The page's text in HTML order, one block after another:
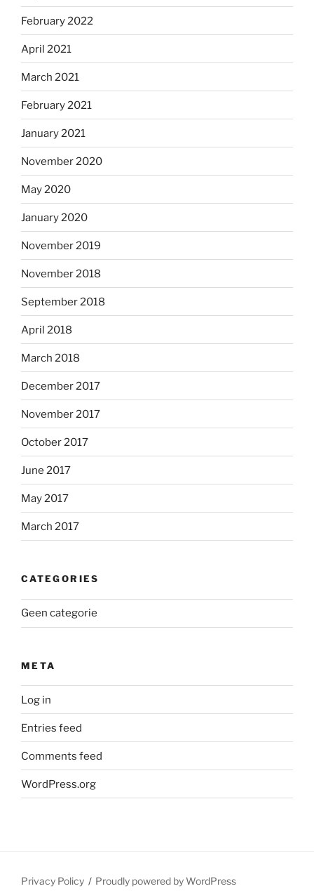
February 2022
April 2021
March 2021
February 2021
January 2021
November 2020
May 2020
January 2020
November 2019
November 2018
September 2018
April 2018
March 2018
December 2017
November 2017
October 2017
June 2017
May 2017
March 2017
CATEGORIES
Geen categorie
META
Log in
Entries feed
Comments feed
WordPress.org
Privacy Policy Proudly powered by WordPress